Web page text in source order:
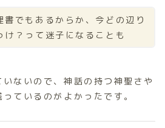
書でもあるからか、今どの辺り
け？って迷子になることも
ないので、神話の持つ神聖さや
ているのがよかったです。